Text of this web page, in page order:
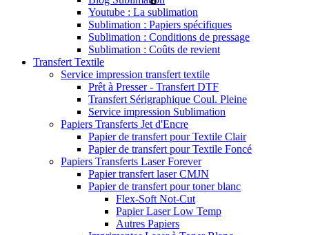
Youtube : La sublimation
Sublimation : Papiers spécifiques
Sublimation : Conditions de pressage
Sublimation : Coûts de revient
Transfert Textile
Service impression transfert textile
Prêt à Presser - Transfert DTF
Transfert Sérigraphique Coul. Pleine
Service impression Sublimation
Papiers Transferts Jet d'Encre
Papier de transfert pour Textile Clair
Papier de transfert pour Textile Foncé
Papiers Transferts Laser Forever
Papier transfert laser CMJN
Papier de transfert pour toner blanc
Flex-Soft Not-Cut
Papier Laser Low Temp
Autres Papiers